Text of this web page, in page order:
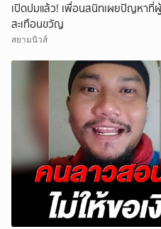
เปิดปมแล้ว! เพื่อนสนิทเผยปัญหาที่
สะเทือนขวัญ
สยามนิวส์